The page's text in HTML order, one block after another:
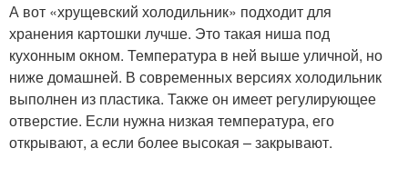
А вот «хрущевский холодильник» подходит для
хранения картошки лучше. Это такая ниша под
кухонным окном. Температура в ней выше уличной, но
ниже домашней. В современных версиях холодильник
выполнен из пластика. Также он имеет регулирующее
отверстие. Если нужна низкая температура, его
открывают, а если более высокая – закрывают.